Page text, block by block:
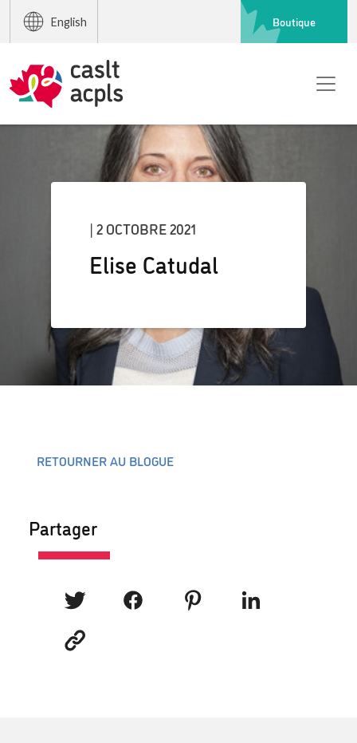
English Boutique
| 2 OCTOBRE 2021
Elise Catudal
RETOURNER AU BLOGUE
Partager